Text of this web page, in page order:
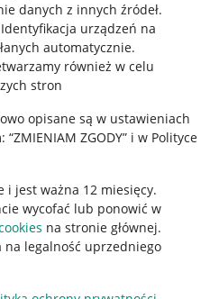
danych z innych źródeł.
Identyfikacja urządzeń na
automatycznie.
również w celu
stron
opisane są w ustawieniach
ZGODY” i w Polityce
i jest ważna 12 miesięcy.
wycofać lub ponowić w
na stronie głównej.
na legalność uprzedniego
Cyfrowych